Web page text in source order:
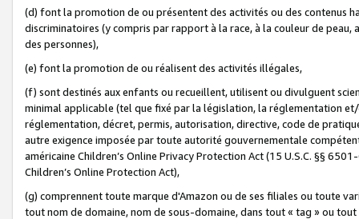
(d) font la promotion de ou présentent des activités ou des contenus
discriminatoires (y compris par rapport à la race, à la couleur de
des personnes),
(e) font la promotion de ou réalisent des activités illégales,
(f) sont destinés aux enfants ou recueillent, utilisent ou divulguent
minimal applicable (tel que fixé par la législation, la réglementation
réglementation, décret, permis, autorisation, directive, code de
autre exigence imposée par toute autorité gouvernementale
américaine Children’s Online Privacy Protection Act (15 U.S.C. §§
Children’s Online Protection Act),
(g) comprennent toute marque d'Amazon ou de ses filiales ou toute
tout nom de domaine, nom de sous-domaine, dans tout « tag » ou